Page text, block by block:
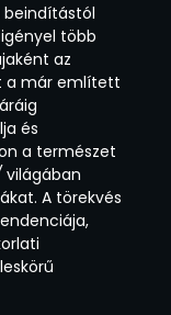
beindítástól
több
az
a már említett
és
a természet
világában
A törekvés